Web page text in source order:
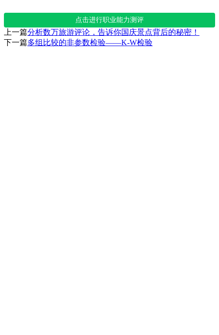
点击进行职业能力测评
上一篇分析数万旅游评论，告诉你国庆景点背后的秘密！
下一篇多组比较的非参数检验——K-W检验